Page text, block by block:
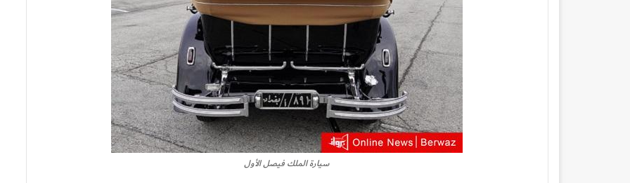
سيارة الملك فيصل الأول